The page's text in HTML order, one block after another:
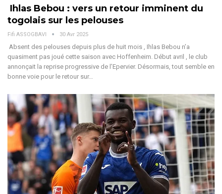
Ihlas Bebou : vers un retour imminent du
togolais sur les pelouses
Fifi ASSOGBAVI 30 Avr 2025
Absent des pelouses depuis plus de huit mois , Ihlas Bebou n’a
quasiment pas joué cette saison avec Hoffenheim. Début avril , le club
annonçait la reprise progressive de l’Epervier. Désormais, tout semble en
bonne voie pour le retour sur…